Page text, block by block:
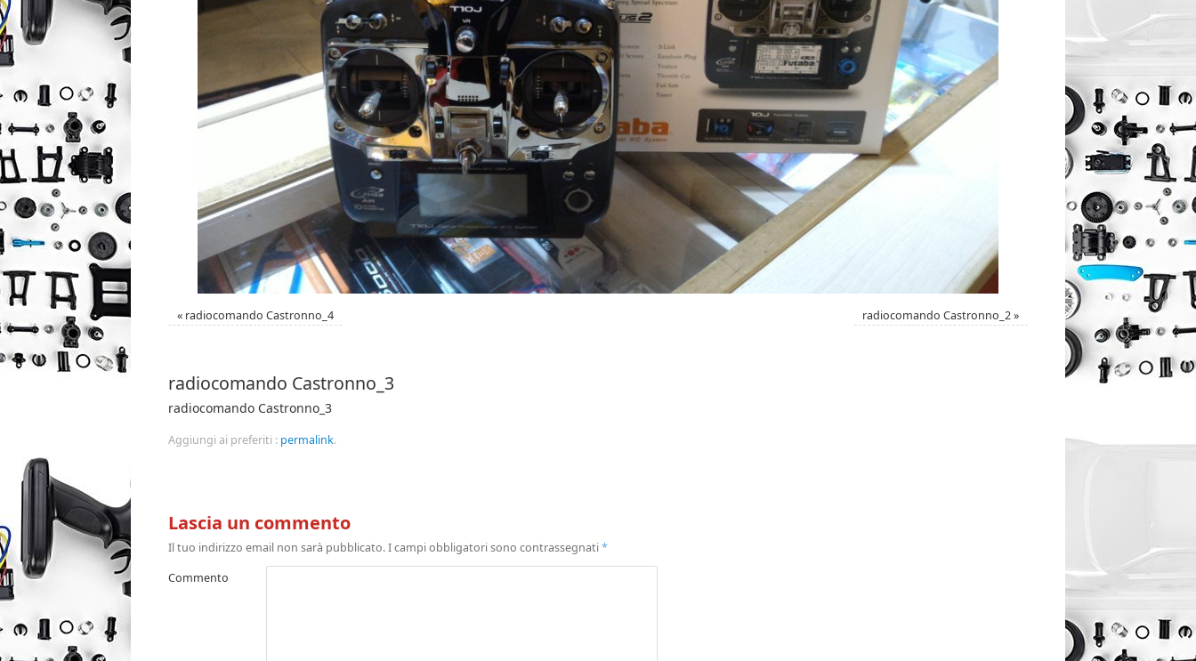
« radiocomando Castronno_4 radiocomando Castronno_2»
radiocomando Castronno_3
radiocomando Castronno_3
Aggiungi ai preferiti : permalink.
Lascia un commento
Il tuo indirizzo email non sarà pubblicato.I campi obbligatori sono contrassegnati*
Commento